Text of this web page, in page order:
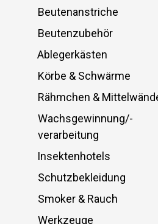
Beutenanstriche
Beutenzubehör
Ablegerkästen
Körbe & Schwärme
Rähmchen &
Wachsgewinnung/-
verarbeitung
Insektenhotels
Schutzbekleidung
Smoker & Rauch
Werkzeuge